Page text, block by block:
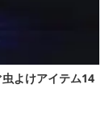
よけアイテム14